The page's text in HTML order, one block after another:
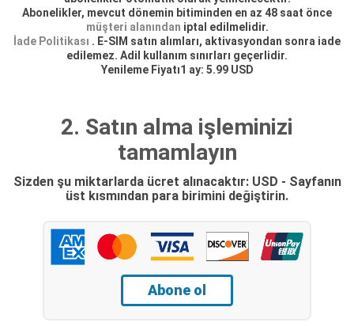
Abonelikler, mevcut dönemin bitiminden en az 48 saat önce
müşteri alanından iptal edilmelidir.
İade Politikası . E-SIM satın alımları, aktivasyondan sonra iade
edilemez. Adil kullanım sınırları geçerlidir.
Yenileme Fiyatı1 ay: 5.99 USD
2. Satın alma işleminizi
tamamlayın
Sizden şu miktarlarda ücret alınacaktır: USD - Sayfanın
üst kısmından para birimini değiştirin.
Abone ol